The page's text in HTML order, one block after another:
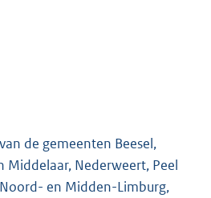
de gemeenten Beesel,
Middelaar, Nederweert, Peel
en Midden-Limburg,